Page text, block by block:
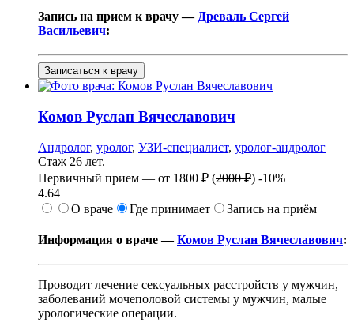
Запись на прием к врачу — Древаль Сергей
Васильевич:
Записаться к врачу
Комов Руслан Вячеславович
Андролог, уролог, УЗИ-специалист, уролог-андролог
Стаж 26 лет.
Первичный прием — от 1800 ₽ (2000 ₽) -10%
4.64
О враче
Где принимает Запись на приём
Информация о враче —Комов Руслан Вячеславович:
Проводит лечение сексуальных расстройств у мужчин,
заболеваний мочеполовой системы у мужчин, малые
урологические операции.